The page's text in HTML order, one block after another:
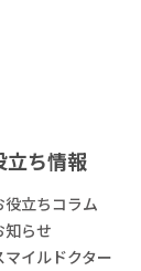
立ち情報
役立ちコラム
知らせ
マイルドクター